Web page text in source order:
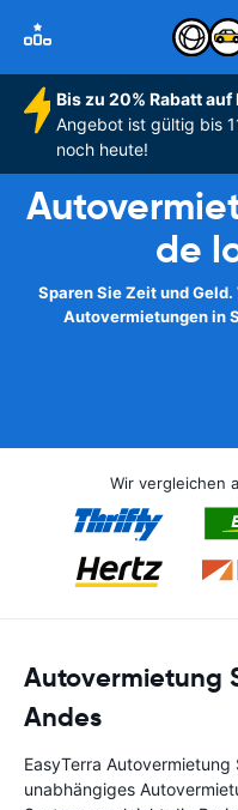
Bis zu 20% Rabatt
Angebot ist gültig bis
noch heute!
de
Sparen Sie Zeit und
Autovermietungen in
Wir vergleichen
Autovermietung
Andes
EasyTerra
unabhängiges